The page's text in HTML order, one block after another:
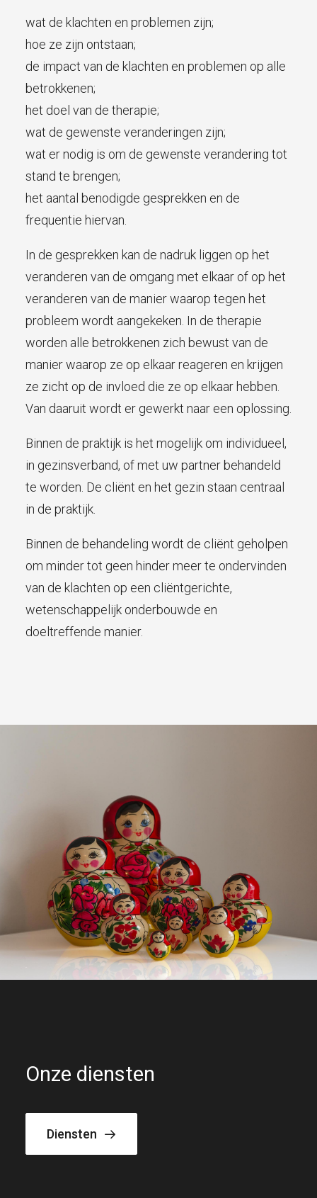
wat de klachten en problemen zijn;
hoe ze zijn ontstaan;
de impact van de klachten en problemen op alle
betrokkenen;
het doel van de therapie;
wat de gewenste veranderingen zijn;
wat er nodig is om de gewenste verandering tot
stand te brengen;
het aantal benodigde gesprekken en de
frequentie hiervan.
In de gesprekken kan de nadruk liggen op het
veranderen van de omgang met elkaar of op het
veranderen van de manier waarop tegen het
probleem wordt aangekeken. In de therapie
worden alle betrokkenen zich bewust van de
manier waarop ze op elkaar reageren en krijgen
ze zicht op de invloed die ze op elkaar hebben.
Van daaruit wordt er gewerkt naar een oplossing.
Binnen de praktijk is het mogelijk om individueel,
in gezinsverband, of met uw partner behandeld
te worden. De cliënt en het gezin staan centraal
in de praktijk.
Binnen de behandeling wordt de cliënt geholpen
om minder tot geen hinder meer te ondervinden
van de klachten op een cliëntgerichte,
wetenschappelijk onderbouwde en
doeltreffende manier.
Onze diensten
Diensten